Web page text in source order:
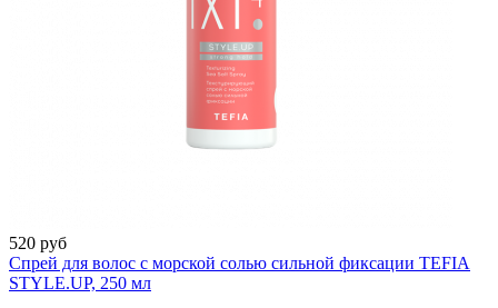
520 руб
Спрей для волос с морской солью сильной фиксации TEFIA
STYLE.UP, 250 мл